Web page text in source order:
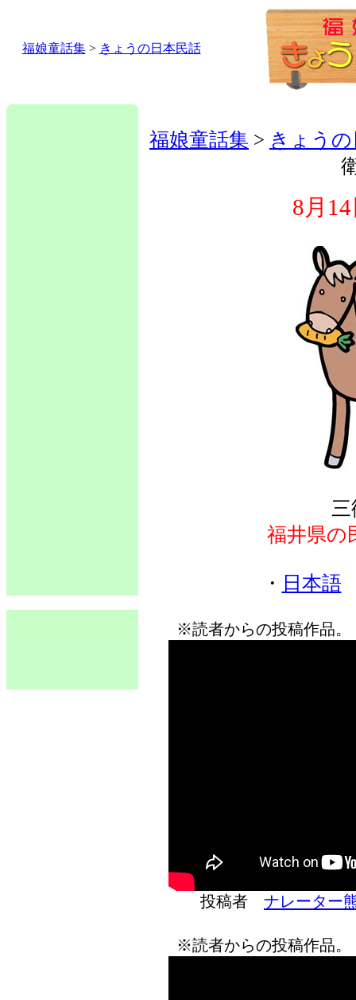
福娘童話集> きょうの日本民話
福娘童話集 > きょう
8月
福井県の
・ 日本語
※読者からの投稿作品
投稿者 ナレーター
※読者からの投稿作品